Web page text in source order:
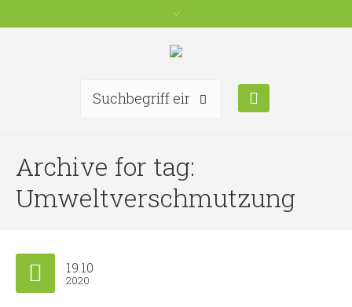
Archive for tag:
Umweltverschmutzung
19.10
2020